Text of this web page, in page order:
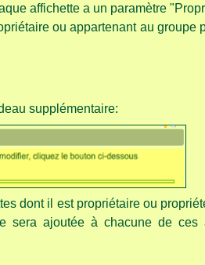
affichette a un paramètre
ou appartenant au groupe
supplémentaire:
dont il est propriétaire ou
sera ajoutée à chacune de ces